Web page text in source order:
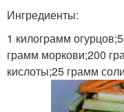
Ингредиенты:
1 килограмм
грамм моркови;200
кислоты;25 грамм